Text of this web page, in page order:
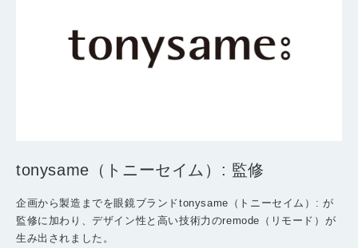
tonysame（トニーセイム）: 監修
企画から製造までを眼鏡ブランドtonysame（トニーセイム）: が
監修に加わり、デザイン性と高い技術力のremode（リモード）が
生み出されました。